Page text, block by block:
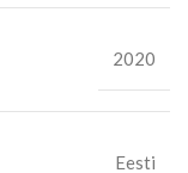
2020
Eesti